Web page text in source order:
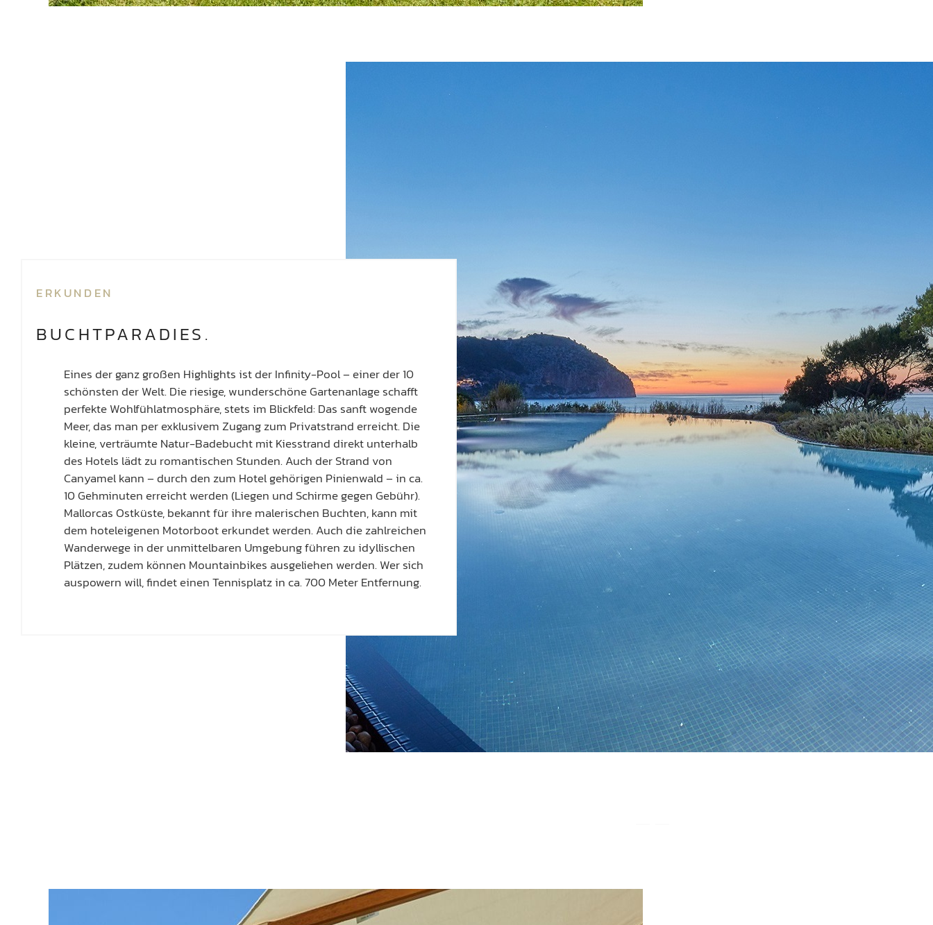
ERKUNDEN
BUCHTPARADIES.
Eines der ganz großen Highlights ist der Infinity-Pool – einer der 10
schönsten der Welt. Die riesige, wunderschöne Gartenanlage schafft
perfekte Wohlfühlatmosphäre, stets im Blickfeld: Das sanft wogende
Meer, das man per exklusivem Zugang zum Privatstrand erreicht. Die
kleine, verträumte Natur-Badebucht mit Kiesstrand direkt unterhalb
des Hotels lädt zu romantischen Stunden. Auch der Strand von
Canyamel kann – durch den zum Hotel gehörigen Pinienwald ­– in ca.
10 Gehminuten erreicht werden (Liegen und Schirme gegen Gebühr).
Mallorcas Ostküste, bekannt für ihre malerischen Buchten, kann mit
dem hoteleigenen Motorboot erkundet werden. Auch die zahlreichen
Wanderwege in der unmittelbaren Umgebung führen zu idyllischen
Plätzen, zudem können Mountainbikes ausgeliehen werden. Wer sich
auspowern will, findet einen Tennisplatz in ca. 700 Meter Entfernung.